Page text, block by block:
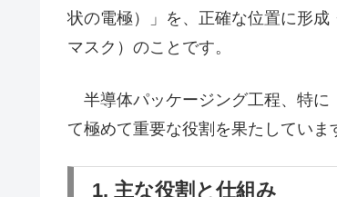
状の電極）」を、正確な位置に形
マスク）のことです。
半導体パッケージング工程、特に
て極めて重要な役割を果たしていま
1. 主な役割と仕組み